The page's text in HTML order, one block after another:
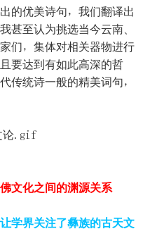
的优美诗句，我们翻译出
甚至认为挑选当今云南、
们，集体对相关器物进行
要达到有如此高深的哲
传统诗一般的精美词句，
文化之间的渊源关系
学界关注了彝族的古天文